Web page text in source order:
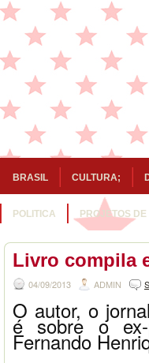
BRASIL CULTURA;
POLITICA PROJETOS DE
Livro compila
04/09/2013 ADMIN
O autor, o
é sobre o ex-
Fernando